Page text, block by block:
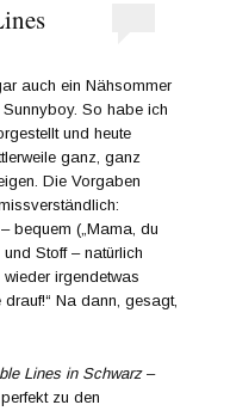
auch ein Nähsommer
So habe ich
und heute
ganz, ganz
Die Vorgaben
bequem („Mama, du
Stoff – natürlich
irgendetwas
Na dann, gesagt,
Lines in Schwarz–
zu den